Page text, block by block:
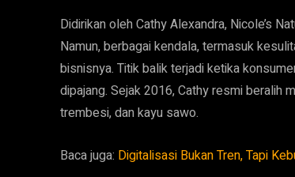
Didirikan oleh Cathy Alexandra, Nicole’s
Namun, berbagai kendala, termasuk
bisnisnya. Titik balik terjadi ketika
dipajang. Sejak 2016, Cathy resmi beralih
trembesi, dan kayu sawo.
Baca juga: Digitalisasi Bukan Tren, Tapi